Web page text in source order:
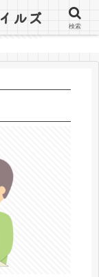
記〜
ルズ 検索